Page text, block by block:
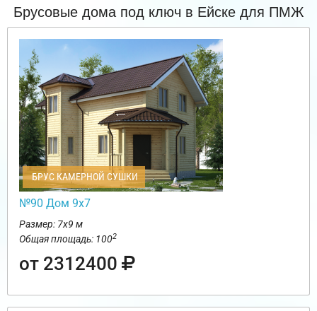
Брусовые дома под ключ в Ейске для ПМЖ
БРУС КАМЕРНОЙ СУШКИ
№90 Дом 9х7
Размер: 7х9 м
Общая площадь: 1002
от 2312400